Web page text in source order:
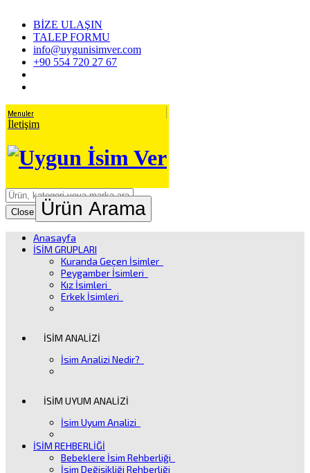
BİZE ULAŞIN
TALEP FORMU
info@uygunisimver.com
+90 554 720 27 67
Menuler
İletişim
Close Ürün Arama
Anasayfa
İSİM GRUPLARI
Kuranda Geçen İsimler
Peygamber İsimleri
Kız İsimleri
Erkek İsimleri
İSİM ANALİZİ
İsim Analizi Nedir?
İSİM UYUM ANALİZİ
İsim Uyum Analizi
İSİM REHBERLİĞİ
Bebeklere İsim Rehberliği
İsim Değişikliği Rehberliği